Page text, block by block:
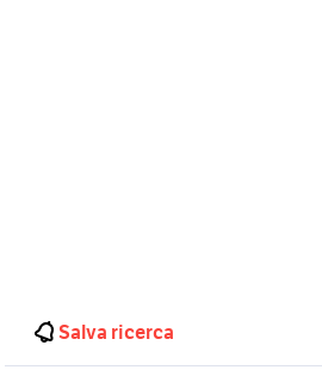
Salva ricerca